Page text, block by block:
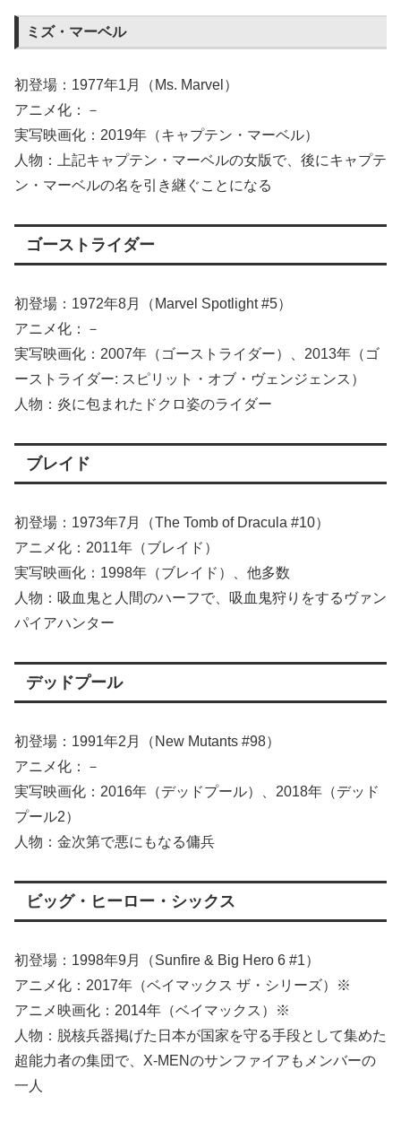
ミズ・マーベル
初登場：1977年1月（Ms. Marvel）
アニメ化：－
実写映画化：2019年（キャプテン・マーベル）
人物：上記キャプテン・マーベルの女版で、後にキャプテ
ン・マーベルの名を引き継ぐことになる
ゴーストライダー
初登場：1972年8月（Marvel Spotlight #5）
アニメ化：－
実写映画化：2007年（ゴーストライダー）、2013年（ゴ
ーストライダー: スピリット・オブ・ヴェンジェンス）
人物：炎に包まれたドクロ姿のライダー
ブレイド
初登場：1973年7月（The Tomb of Dracula #10）
アニメ化：2011年（ブレイド）
実写映画化：1998年（ブレイド）、他多数
人物：吸血鬼と人間のハーフで、吸血鬼狩りをするヴァン
パイアハンター
デッドプール
初登場：1991年2月（New Mutants #98）
アニメ化：－
実写映画化：2016年（デッドプール）、2018年（デッド
プール2）
人物：金次第で悪にもなる傭兵
ビッグ・ヒーロー・シックス
初登場：1998年9月（Sunfire & Big Hero 6 #1）
アニメ化：2017年（ベイマックス ザ・シリーズ）※
アニメ映画化：2014年（ベイマックス）※
人物：脱核兵器掲げた日本が国家を守る手段として集めた
超能力者の集団で、X-MENのサンファイアもメンバーの
一人